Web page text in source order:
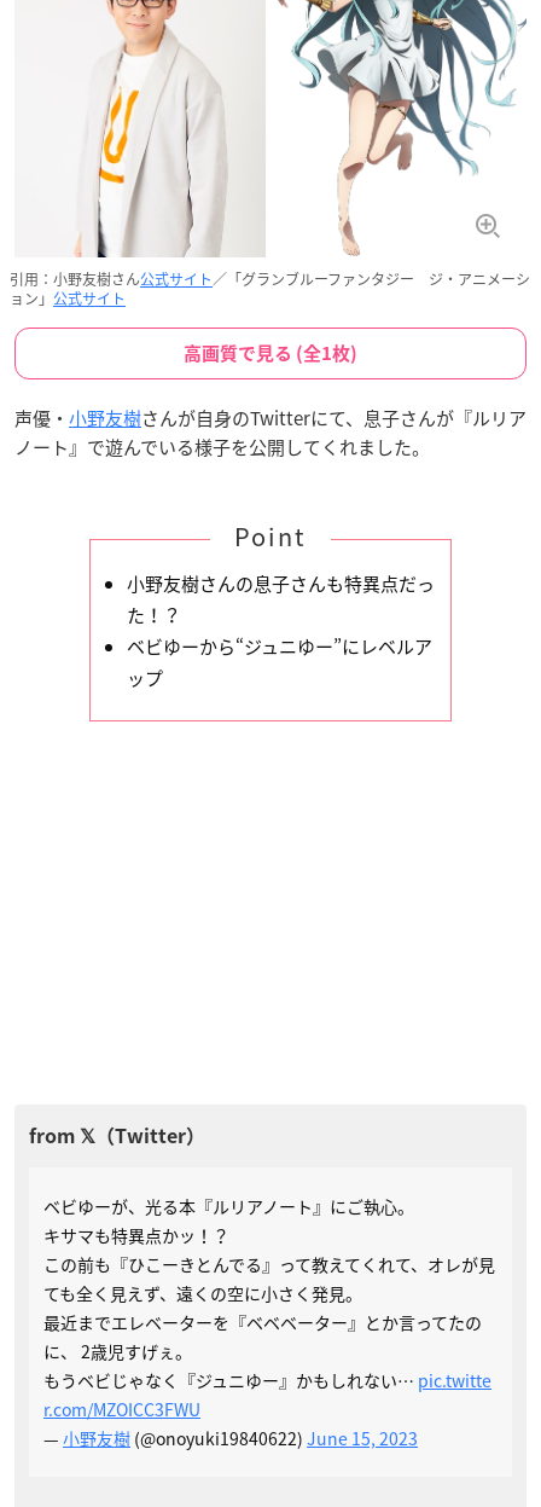
引用：小野友樹さん公式サイト／「グランブルーファンタジー ジ・アニメーシ
ョン」 公式サイト
高画質で見る (全1枚)
声優・ 小野友樹さんが自身のTwitterにて、息子さんが『ルリア
ノート』で遊んでいる様子を公開してくれました。
Point
小野友樹さんの息子さんも特異点だっ
た！？
ベビゆーから“ジュニゆー”にレベルア
ップ
ベビゆーが、光る本『ルリアノート』にご執心。
キサマも特異点かッ！？
この前も『ひこーきとんでる』って教えてくれて、オレが見
ても全く見えず、遠くの空に小さく発見。
最近までエレベーターを『ベベベーター』とか言ってたの
に、 2歳児すげぇ。
もうベビじゃなく『ジュニゆー』かもしれない… pic.twitte
r.com/MZOICC3FWU
— 小野友樹 (@onoyuki19840622) June 15, 2023